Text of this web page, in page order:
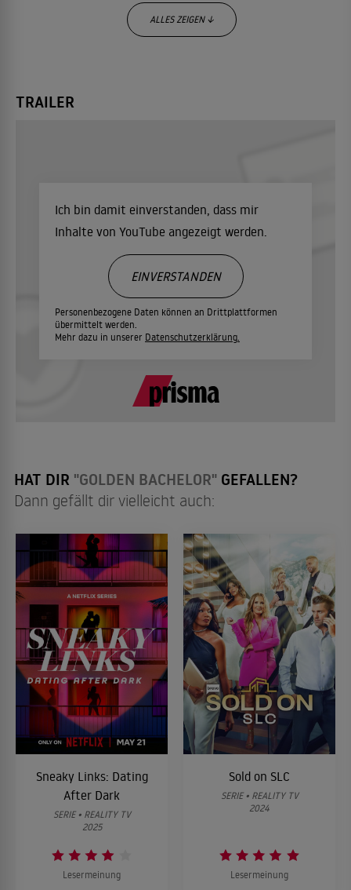
ALLES ZEIGEN ↓
TRAILER
Ich bin damit einverstanden, dass mir
Inhalte von YouTube angezeigt werden.
Personenbezogene Daten können an Drittplattformen
übermittelt werden.
Mehr dazu in unserer Datenschutzerklärung.
EINVERSTANDEN
HAT DIR "GOLDEN BACHELOR" GEFALLEN?
Dann gefällt dir vielleicht auch:
Sneaky Links: Dating
After Dark
SERIE • REALITY TV
2025
Lesermeinung
Sold on SLC
SERIE • REALITY TV
2024
Lesermeinung